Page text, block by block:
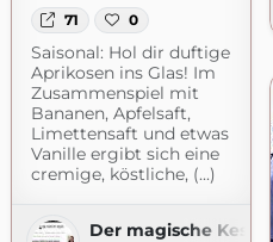
71 0
Saisonal: Hol dir duftige
Aprikosen ins Glas! Im
Zusammenspiel mit
Bananen, Apfelsaft,
Limettensaft und etwas
Vanille ergibt sich eine
cremige, köstliche, (...)
Der magische Kessel